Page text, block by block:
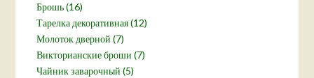
Брошь (16)
Тарелка декоративная (12)
Молоток дверной (7)
Викторианские броши (7)
Чайник заварочный (5)